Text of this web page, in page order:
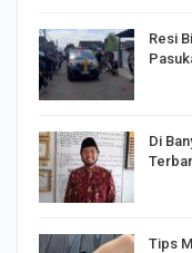
Resi
Di
Tips